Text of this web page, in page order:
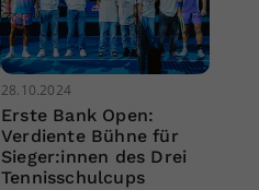
28.10.2024
Erste Bank Open:
Verdiente Bühne für
Sieger:innen des Drei
Tennisschulcups